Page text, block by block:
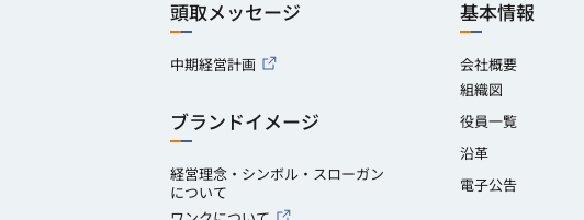
頭取メッセージ
中期経営計画
ブランドイメージ
経営理念・シンボル・スローガン
について
基本情報
会社概要
組織図
役員一覧
沿革
電子公告